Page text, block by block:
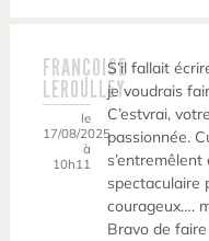
FRANÇOISE
LEROULLEY
le
17/08/2025
à
10h11
S’il fallait
je voudrais
C’estvrai,
passionnée.
spectaculaire
courageux….
Bravo de